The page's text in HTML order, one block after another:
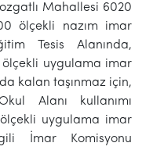
Mahallesi 6020
ölçekli nazım imar
Tesis Alanında,
uygulama imar
kalan taşınmaz için,
Alanı kullanımı
uygulama imar
İmar Komisyonu